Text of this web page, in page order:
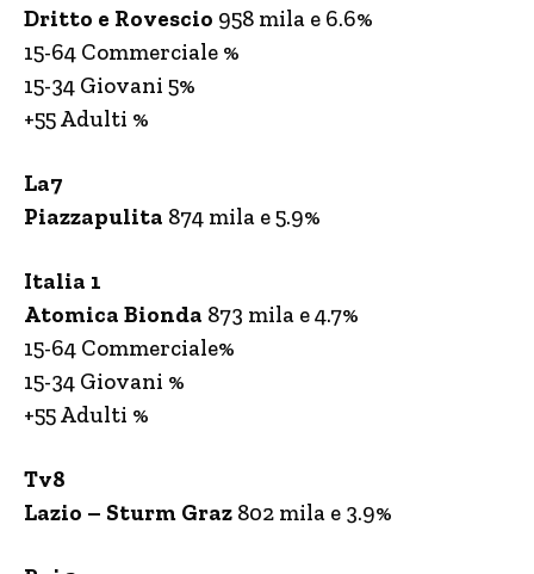
Dritto e Rovescio 958 mila e 6.6%
15-64 Commerciale %
15-34 Giovani 5%
+55 Adulti %
La7
Piazzapulita 874 mila e 5.9%
Italia 1
Atomica Bionda 873 mila e 4.7%
15-64 Commerciale%
15-34 Giovani %
+55 Adulti %
Tv8
Lazio – Sturm Graz 802 mila e 3.9%